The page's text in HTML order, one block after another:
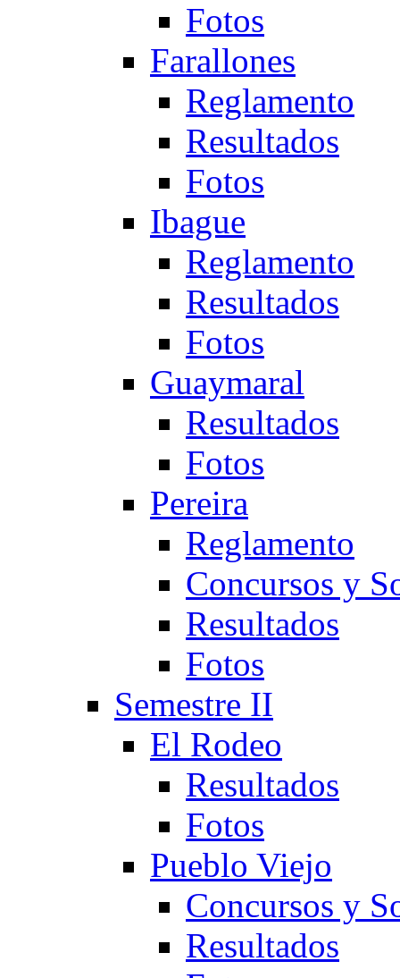
Fotos
Farallones
Reglamento
Resultados
Fotos
Ibague
Reglamento
Resultados
Fotos
Guaymaral
Resultados
Fotos
Pereira
Reglamento
Concursos y
Resultados
Fotos
Semestre II
El Rodeo
Resultados
Fotos
Pueblo Viejo
Concursos y
Resultados